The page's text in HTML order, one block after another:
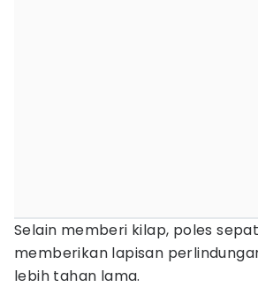
Selain memberi kilap, poles
memberikan lapisan
lebih tahan lama.